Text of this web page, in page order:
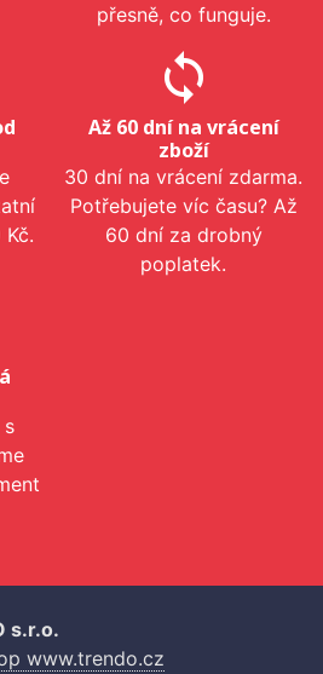
přesně, co funguje.
sync
Až 60 dní na vrácení
zboží
30 dní na vrácení zdarma.
Potřebujete víc času? Až
60 dní za drobný
poplatek.
s.r.o.
www.trendo.cz